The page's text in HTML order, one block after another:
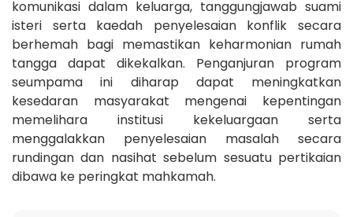
komunikasi dalam keluarga, tanggungjawab suami
isteri serta kaedah penyelesaian konflik secara
berhemah bagi memastikan keharmonian rumah
tangga dapat dikekalkan. Penganjuran program
seumpama ini diharap dapat meningkatkan
kesedaran masyarakat mengenai kepentingan
memelihara institusi kekeluargaan serta
menggalakkan penyelesaian masalah secara
rundingan dan nasihat sebelum sesuatu pertikaian
dibawa ke peringkat mahkamah.